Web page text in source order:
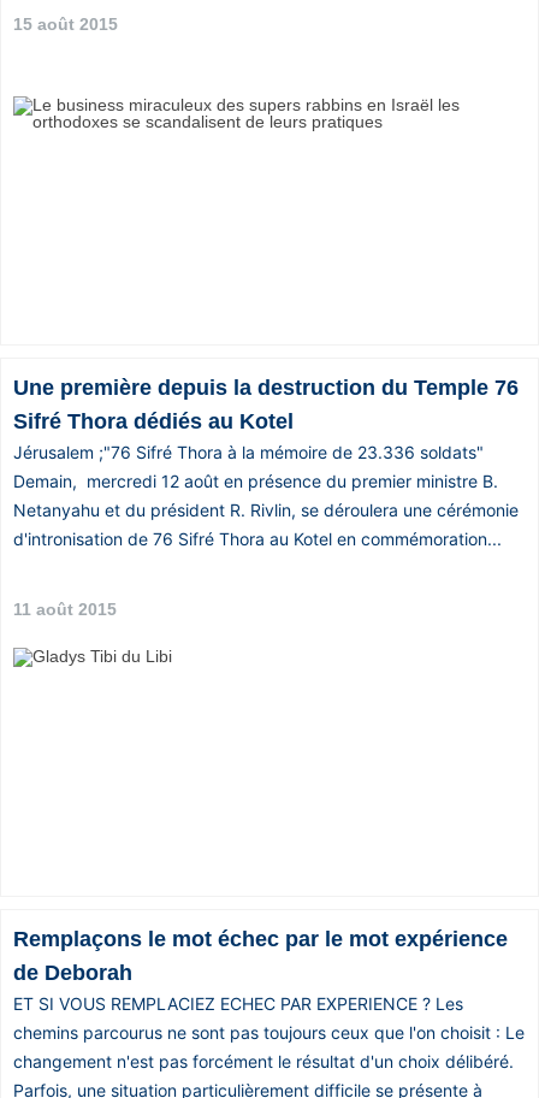
Vos
Les
15 août 2015
Une première depuis la destruction du Temple 76
Sifré Thora dédiés au Kotel
Jérusalem ;"76 Sifré Thora à la mémoire de 23.336 soldats"
Demain, mercredi 12 août en présence du premier ministre B.
Netanyahu et du président R. Rivlin, se déroulera une cérémonie
d'intronisation de 76 Sifré Thora au Kotel en commémoration...
11 août 2015
Remplaçons le mot échec par le mot expérience
de Deborah
ET SI VOUS REMPLACIEZ ECHEC PAR EXPERIENCE ? Les
chemins parcourus ne sont pas toujours ceux que l'on choisit : Le
changement n'est pas forcément le résultat d'un choix délibéré.
Parfois, une situation particulièrement difficile se présente à